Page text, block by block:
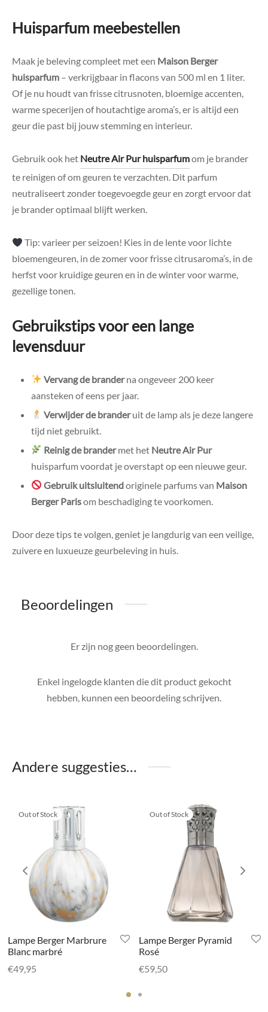
Huisparfum meebestellen
Maak je beleving compleet met een Maison Berger
huisparfum – verkrijgbaar in flacons van 500 ml en 1 liter.
Of je nu houdt van frisse citrusnoten, bloemige accenten,
warme specerijen of houtachtige aroma’s, er is altijd een
geur die past bij jouw stemming en interieur.
Gebruik ook het Neutre Air Pur huisparfumom je brander
te reinigen of om geuren te verzachten. Dit parfum
neutraliseert zonder toegevoegde geur en zorgt ervoor dat
je brander optimaal blijft werken.
Tip: varieer per seizoen! Kies in de lente voor lichte
bloemengeuren, in de zomer voor frisse citrusaroma’s, in de
herfst voor kruidige geuren en in de winter voor warme,
gezellige tonen.
Gebruikstips voor een lange
levensduur
Vervang de branderna ongeveer 200 keer
aansteken of eens per jaar.
Verwijder de branderuit de lamp als je deze langere
tijd niet gebruikt.
Reinig de brandermet het Neutre Air Pur
huisparfum voordat je overstapt op een nieuwe geur.
Gebruik uitsluitendoriginele parfums van Maison
Berger Parisom beschadiging te voorkomen.
Door deze tips te volgen, geniet je langdurig van een veilige,
zuivere en luxueuze geurbeleving in huis.
Beoordelingen
Er zijn nog geen beoordelingen.
Enkel ingelogde klanten die dit product gekocht
hebben, kunnen een beoordeling schrijven.
Andere suggesties…
Out of Stock
Lampe Berger Marbrure
Blanc marbré
€49,95
Out of Stock
Lampe Berger Pyramid
Rosé
€59,50